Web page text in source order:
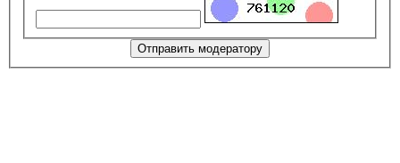
Отправить модератору